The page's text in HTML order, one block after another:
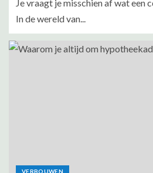
Je vraagt je misschien af wat een
In de wereld van...
VERBOUWEN